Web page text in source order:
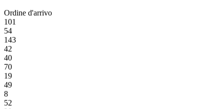
Ordine d'arrivo
101
54
143
42
40
70
19
49
8
52